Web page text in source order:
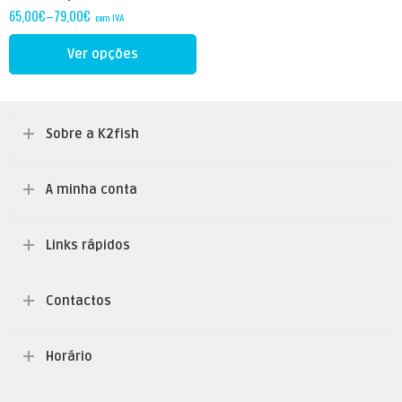
65,00€–79,00€ com IVA
UHD/UHD2 tela 5,6
com butões
Garmin Echomap
Ver opções
Sobre a K2fish
A minha conta
Links rápidos
Contactos
Horário